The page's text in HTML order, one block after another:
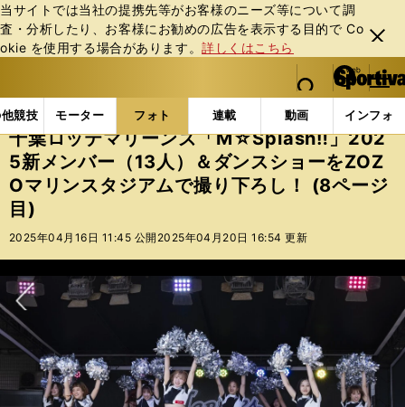
当サイトでは当社の提携先等がお客様のニーズ等について調
査・分析したり、お客様にお勧めの広告を表⽰する⽬的で Co
okie を使⽤する場合があります。詳しくはこちら
閉じ
る
web Sportiva (webスポルティーバ)
検索
マイペ
ー
ジ
メニュ
競技 モーター フォト 連載 動画 インフォ
b
ス
ポ
ル
テ
ィ
ー
バ
フォトギャラリー 千葉ロッテマリーンズ「
千葉ロッテマリーンズ「M☆Splash‼」202
5新メンバー（13人）＆ダンスショーをZOZ
Oマリンスタジアムで撮り下ろし！ (8ページ
目)
2025年04月16日 11:45 公開 2025年04月20日 16:54 更新